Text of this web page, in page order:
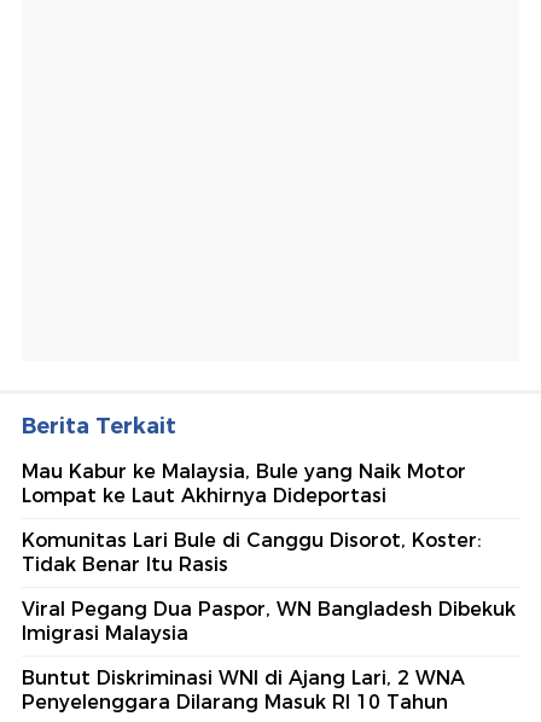
Berita Terkait
Mau Kabur ke Malaysia, Bule yang Naik Motor
Lompat ke Laut Akhirnya Dideportasi
Komunitas Lari Bule di Canggu Disorot, Koster:
Tidak Benar Itu Rasis
Viral Pegang Dua Paspor, WN Bangladesh Dibekuk
Imigrasi Malaysia
Buntut Diskriminasi WNI di Ajang Lari, 2 WNA
Penyelenggara Dilarang Masuk RI 10 Tahun